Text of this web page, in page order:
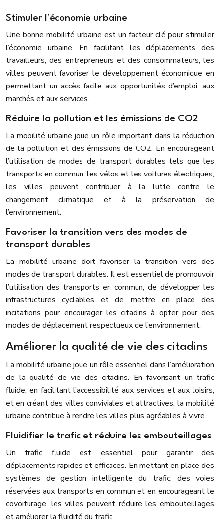
Stimuler l’économie urbaine
Une bonne mobilité urbaine est un facteur clé pour stimuler
l’économie urbaine. En facilitant les déplacements des
travailleurs, des entrepreneurs et des consommateurs, les
villes peuvent favoriser le développement économique en
permettant un accès facile aux opportunités d’emploi, aux
marchés et aux services.
Réduire la pollution et les émissions de CO2
La mobilité urbaine joue un rôle important dans la réduction
de la pollution et des émissions de CO2. En encourageant
l’utilisation de modes de transport durables tels que les
transports en commun, les vélos et les voitures électriques,
les villes peuvent contribuer à la lutte contre le
changement climatique et à la préservation de
l’environnement.
Favoriser la transition vers des modes de
transport durables
La mobilité urbaine doit favoriser la transition vers des
modes de transport durables. Il est essentiel de promouvoir
l’utilisation des transports en commun, de développer les
infrastructures cyclables et de mettre en place des
incitations pour encourager les citadins à opter pour des
modes de déplacement respectueux de l’environnement.
Améliorer la qualité de vie des citadins
La mobilité urbaine joue un rôle essentiel dans l’amélioration
de la qualité de vie des citadins. En favorisant un trafic
fluide, en facilitant l’accessibilité aux services et aux loisirs,
et en créant des villes conviviales et attractives, la mobilité
urbaine contribue à rendre les villes plus agréables à vivre.
Fluidifier le trafic et réduire les embouteillages
Un trafic fluide est essentiel pour garantir des
déplacements rapides et efficaces. En mettant en place des
systèmes de gestion intelligente du trafic, des voies
réservées aux transports en commun et en encourageant le
covoiturage, les villes peuvent réduire les embouteillages
et améliorer la fluidité du trafic.